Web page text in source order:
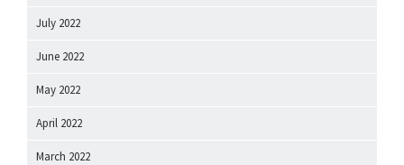
July 2022
June 2022
May 2022
April 2022
March 2022